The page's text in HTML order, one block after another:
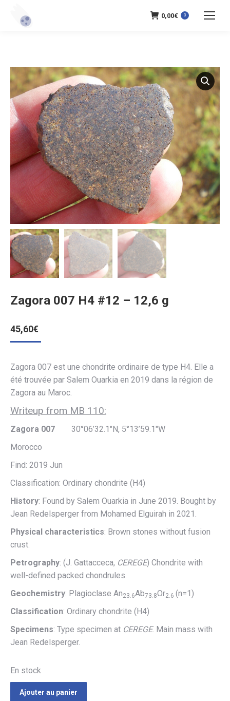
0,00€ 0
Zagora 007 H4 #12 – 12,6 g
45,60€
Zagora 007 est une chondrite ordinaire de type H4. Elle a
été trouvée par Salem Ouarkia en 2019 dans la région de
Zagora au Maroc.
Writeup from MB 110:
Zagora 007 30°06’32.1″N, 5°13’59.1″W
Morocco
Find: 2019 Jun
Classification: Ordinary chondrite (H4)
History: Found by Salem Ouarkia in June 2019. Bought by
Jean Redelsperger from Mohamed Elguirah in 2021.
Physical characteristics: Brown stones without fusion
crust.
Petrography: (J. Gattacceca, CEREGE) Chondrite with
well-defined packed chondrules.
Geochemistry: Plagioclase An23.6Ab73.8Or2.6 (n=1)
Classification: Ordinary chondrite (H4)
Specimens: Type specimen at CEREGE. Main mass with
Jean Redelsperger.
En stock
Ajouter au panier